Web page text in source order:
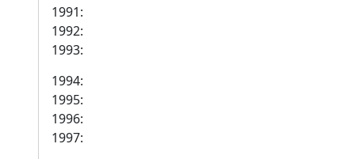
1991:
1992:
1993:
1994:
1995:
1996:
1997: